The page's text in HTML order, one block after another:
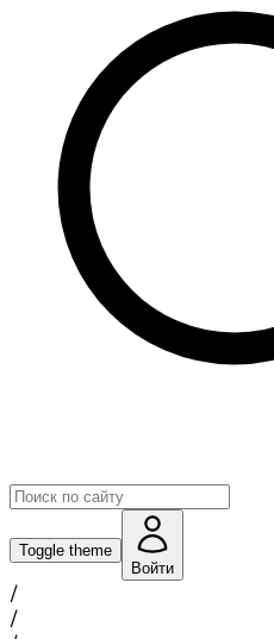
Toggle theme
Войти
/
/